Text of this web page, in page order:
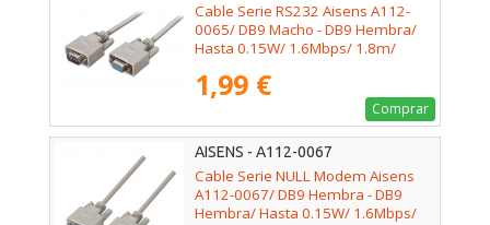
Cable Serie RS232 Aisens A112-
0065/ DB9 Macho - DB9 Hembra/
Hasta 0.15W/ 1.6Mbps/ 1.8m/
1,99 €
Comprar
AISENS - A112-0067
Cable Serie NULL Modem Aisens
A112-0067/ DB9 Hembra - DB9
Hembra/ Hasta 0.15W/ 1.6Mbps/